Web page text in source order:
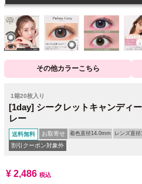
その他カラーこちら
1箱20枚入り
[1day] シークレットキャンディ
レー
送料無料 お取寄せ 着色直径14.0mm レンズ直
割引クーポン対象外
¥ 2,486 税込